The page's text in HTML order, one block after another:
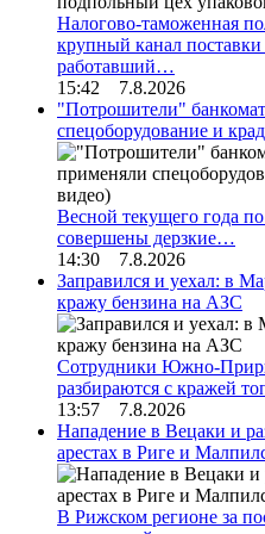
Налогово-таможенная
крупный канал поставки
работавший…
15:42 7.8.2026
"Потрошители"
спецоборудование и
Весной текущего года
совершены дерзкие…
14:30 7.8.2026
Заправился и уехал: в
кражу бензина на АЗС
Сотрудники Южно-
разбираются с кражей
13:57 7.8.2026
Нападение в Вецаки и
арестах в Риге и
В Рижском регионе за